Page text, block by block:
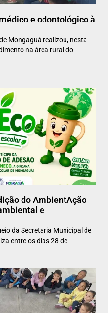
e odontológico à
Mongaguá realizou, nesta
na área rural do
do AmbientAção
e
da Secretaria Municipal de
entre os dias 28 de